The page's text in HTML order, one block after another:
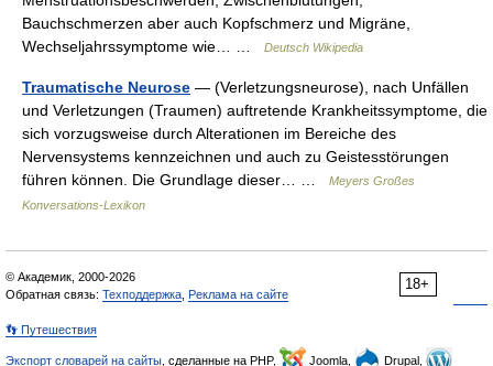
Bauchschmerzen aber auch Kopfschmerz und Migräne,
Wechseljahrssymptome wie… …
Deutsch Wikipedia
Traumatische Neurose — (Verletzungsneurose), nach Unfällen
und Verletzungen (Traumen) auftretende Krankheitssymptome, die
sich vorzugsweise durch Alterationen im Bereiche des
Nervensystems kennzeichnen und auch zu Geistesstörungen
führen können. Die Grundlage dieser… …
Meyers Großes
Konversations-Lexikon
18+
© Академик, 2000-2026
Обратная связь: Техподдержка Реклама на сайте
👣 Путешествия
Экспорт словарей на сайты , сделанные на PHP, Joomla,
Drupal,